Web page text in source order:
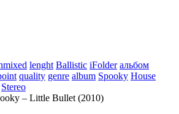
lenght Ballistic iFolder альбом
quality genre album Spooky House
Stereo